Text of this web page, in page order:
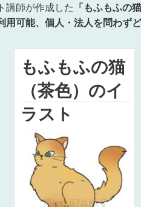
講師が作成した 「もふもふの
用可能、個人・法人を問わず
もふもふの猫
（茶色）のイ
ラスト